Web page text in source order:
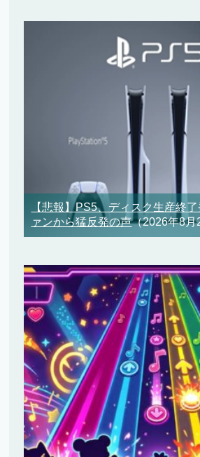
【悲報】PS5、ディスク生産終
ァンから猛反発の声（2026年8月